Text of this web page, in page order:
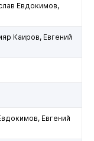
Евдокимов,
Каиров, Евгений
Евгений